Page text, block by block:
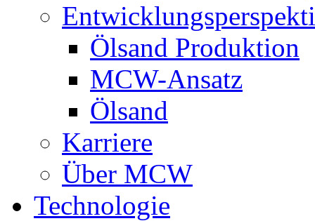
Ölsand Produktion
MCW-Ansatz
Ölsand
Karriere
Über MCW
Technologie